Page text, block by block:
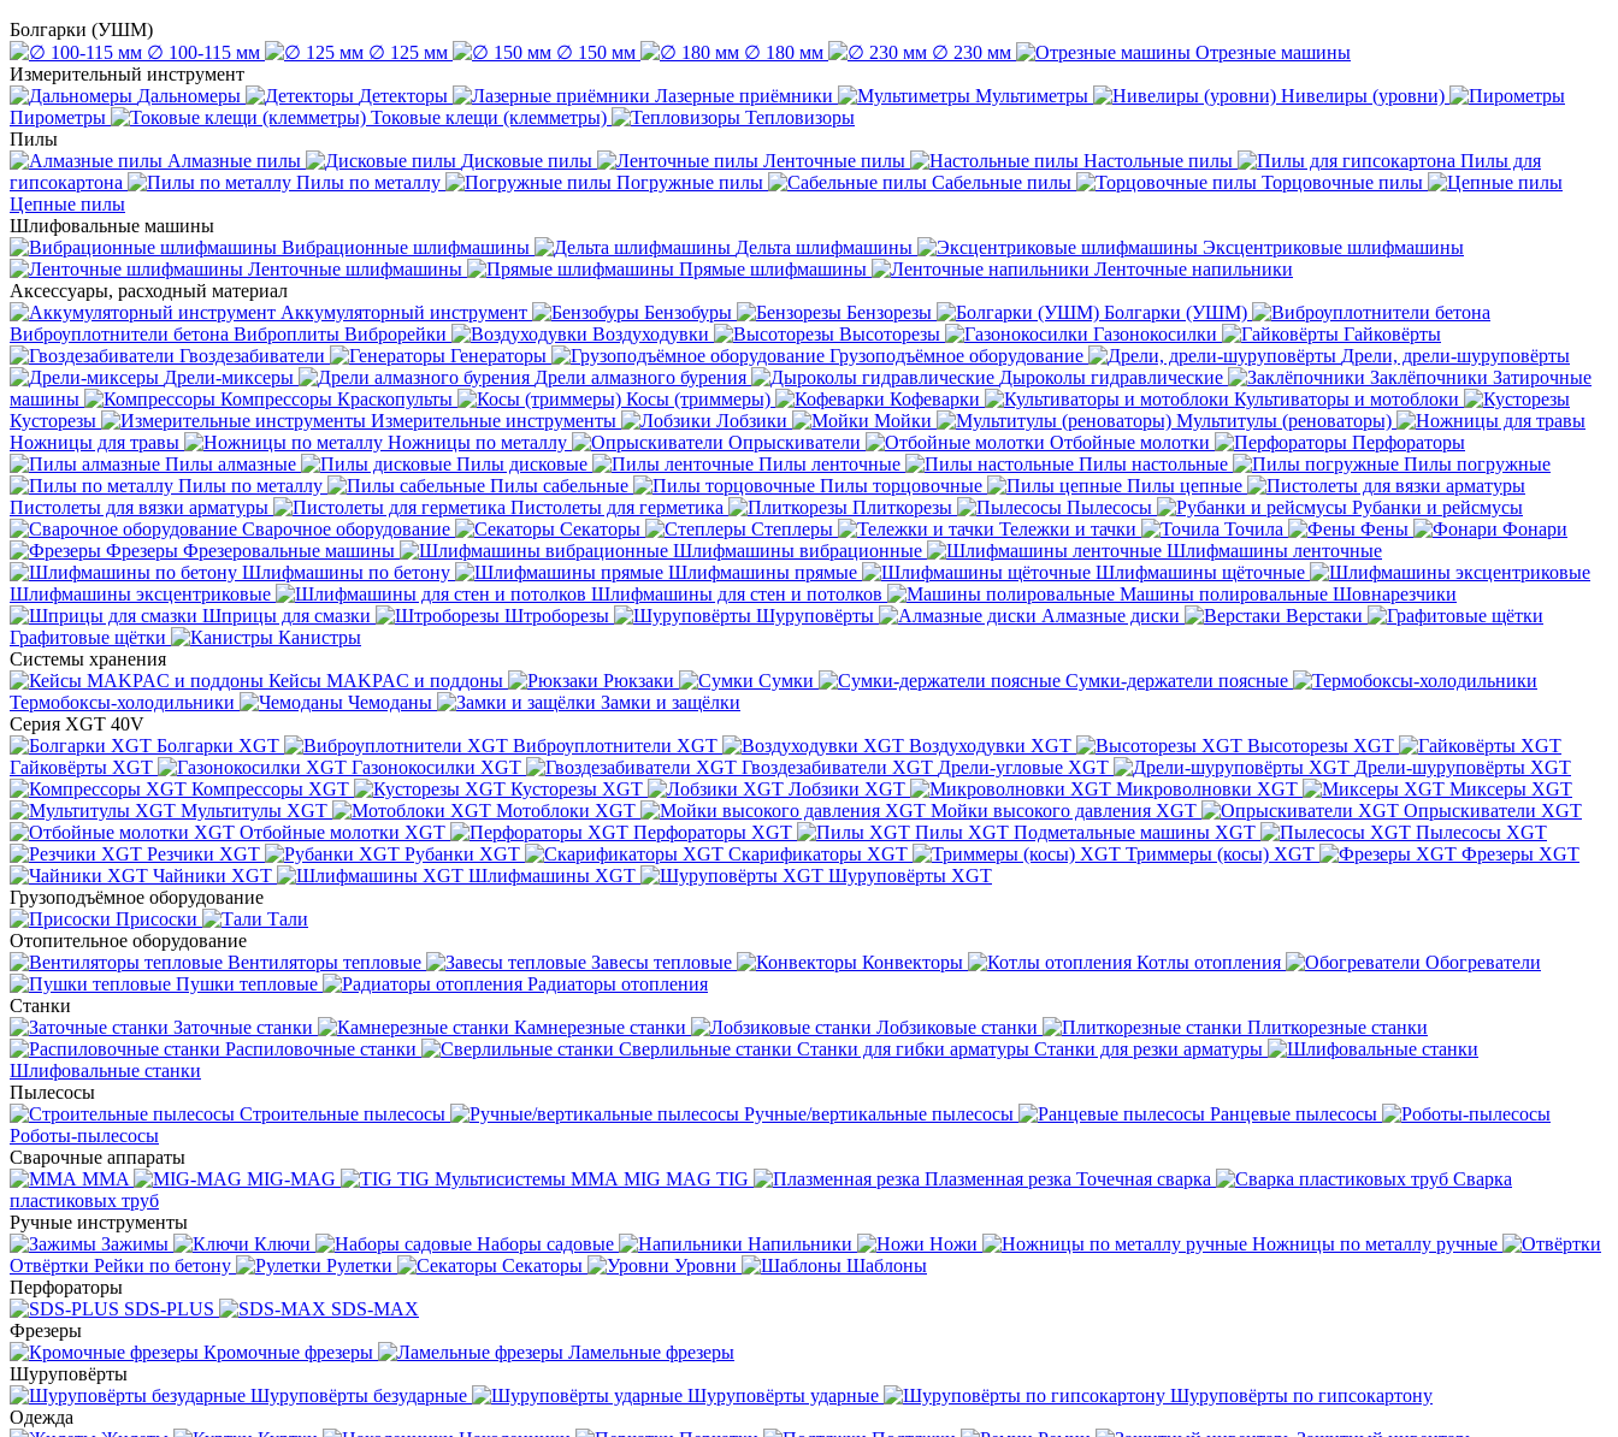
Болгарки (УШМ)
∅ 100-115 мм
∅ 125 мм ∅ 150 мм ∅ 180 мм ∅ 230 мм
Отрезные машины
Измерительный инструмент
Дальномеры
Детекторы Лазерные приёмники Мультиметры
Нивелиры (уровни)
Пирометры
Токовые клещи (клемметры)
Тепловизоры
Пилы
Алмазные пилы
Дисковые пилы Ленточные пилы Настольные пилы
Пилы для
гипсокартона
Пилы по металлу Погружные пилы Сабельные пилы
Торцовочные пилы
Цепные пилы
Шлифовальные машины
Вибрационные шлифмашины
Дельта шлифмашины
Эксцентриковые шлифмашины
Ленточные шлифмашины
Прямые шлифмашины
Ленточные напильники
Аксессуары, расходный материал
Аккумуляторный инструмент
Бензобуры Бензорезы
Болгарки (УШМ)
Виброуплотнители бетона Виброплиты Виброрейки Воздуходувки Высоторезы Газонокосилки
Гайковёрты
Гвоздезабиватели
Генераторы Грузоподъёмное оборудование
Дрели, дрели-шуруповёрты
Дрели-миксеры
Дрели алмазного бурения Дыроколы гидравлические Заклёпочники Затирочные
машины
Компрессоры Краскопульты Косы (триммеры) Кофеварки
Культиваторы и мотоблоки
Кусторезы
Измерительные инструменты Лобзики Мойки
Мультитулы (реноваторы)
Ножницы для травы
Ножницы по металлу Опрыскиватели Отбойные молотки
Перфораторы
Пилы алмазные
Пилы дисковые Пилы ленточные Пилы настольные
Пилы погружные
Пилы по металлу
Пилы сабельные Пилы торцовочные
Пилы цепные
Пистолеты для вязки арматуры
Пистолеты для герметика Плиткорезы Пылесосы
Рубанки и рейсмусы
Сварочное оборудование
Секаторы Степлеры Тележки и тачки Точила Фены
Фонари
Фрезеры Фрезеровальные машины Шлифмашины вибрационные
Шлифмашины ленточные
Шлифмашины по бетону
Шлифмашины прямые
Шлифмашины щёточные
Шлифмашины эксцентриковые
Шлифмашины для стен и потолков Машины полировальные Шовнарезчики
Шприцы для смазки
Штроборезы Шуруповёрты Алмазные диски
Верстаки
Графитовые щётки
Канистры
Системы хранения
Кейсы MAKPAC и поддоны
Рюкзаки Сумки
Сумки-держатели поясные
Термобоксы-холодильники
Чемоданы
Замки и защёлки
Серия XGT 40V
Болгарки XGT
Виброуплотнители XGT Воздуходувки XGT
Высоторезы XGT
Гайковёрты XGT
Газонокосилки XGT Гвоздезабиватели XGT Дрели-угловые XGT
Дрели-шуруповёрты XGT
Компрессоры XGT
Кусторезы XGT Лобзики XGT Микроволновки XGT
Миксеры XGT
Мультитулы XGT
Мотоблоки XGT Мойки высокого давления XGT
Опрыскиватели XGT
Отбойные молотки XGT
Перфораторы XGT Пилы XGT Подметальные машины XGT
Пылесосы XGT
Резчики XGT
Рубанки XGT Скарификаторы XGT Триммеры (косы) XGT
Фрезеры XGT
Чайники XGT
Шлифмашины XGT
Шуруповёрты XGT
Грузоподъёмное оборудование
Присоски
Тали
Отопительное оборудование
Вентиляторы тепловые
Завесы тепловые Конвекторы Котлы отопления
Обогреватели
Пушки тепловые
Радиаторы отопления
Станки
Заточные станки
Камнерезные станки Лобзиковые станки
Плиткорезные станки
Распиловочные станки
Сверлильные станки Станки для гибки арматуры Станки для резки арматуры
Шлифовальные станки
Пылесосы
Строительные пылесосы
Ручные/вертикальные пылесосы
Ранцевые пылесосы
Роботы-пылесосы
Сварочные аппараты
MMA
MIG-MAG TIG Мультисистемы ММА MIG MAG TIG Плазменная резка Точечная сварка
Cварка
пластиковых труб
Ручные инструменты
Зажимы
Ключи Наборы садовые Напильники Ножи
Ножницы по металлу ручные
Отвёртки Рейки по бетону Рулетки Секаторы Уровни
Шаблоны
Перфораторы
SDS-PLUS
SDS-MAX
Фрезеры
Кромочные фрезеры
Ламельные фрезеры
Шуруповёрты
Шуруповёрты безударные
Шуруповёрты ударные
Шуруповёрты по гипсокартону
Одежда